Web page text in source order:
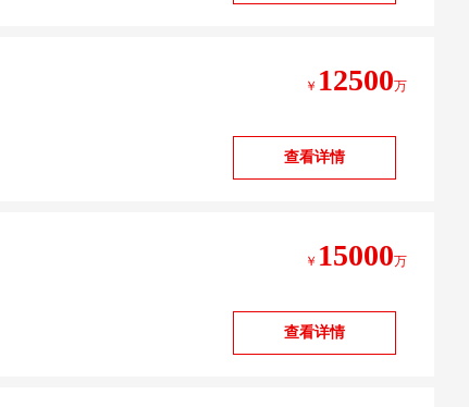
￥ 12500万
查看详情
￥ 15000万
查看详情